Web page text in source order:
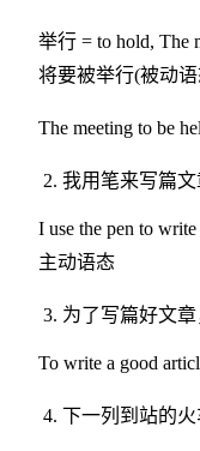
举行 = to hold, The
将要被举行(被动语
The meeting to be
我用笔来写篇文
I use the pen to
主动语态
为了写篇好文
To write a good
下一列到站的